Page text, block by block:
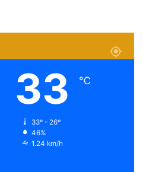
33 ℃
33º - 26º
46%
1.24 km/h